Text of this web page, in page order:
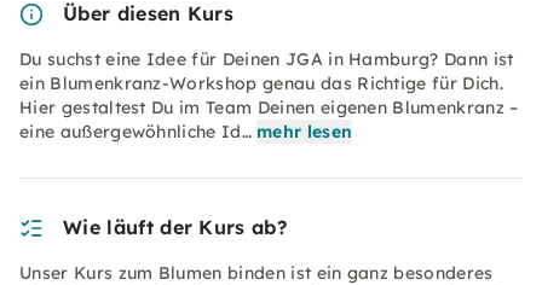
Über diesen Kurs
Du suchst eine Idee für Deinen JGA in Hamburg? Dann ist
ein Blumenkranz-Workshop genau das Richtige für Dich.
Hier gestaltest Du im Team Deinen eigenen Blumenkranz –
eine außergewöhnliche Id… mehr lesen
Wie läuft der Kurs ab?
Unser Kurs zum Blumen binden ist ein ganz besonderes